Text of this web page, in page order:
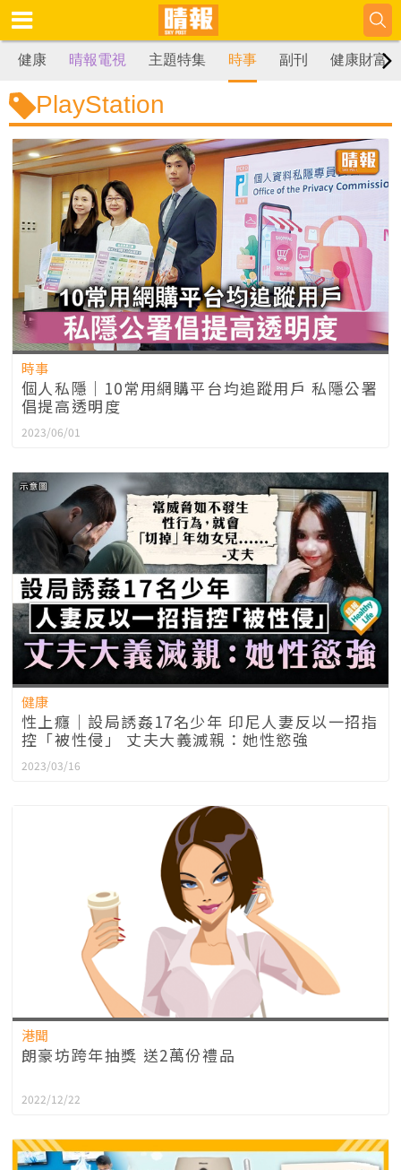
健康 晴報電視 主題特集 時事 副刊 健康財富
PlayStation
時事
個人私隱｜10常用網購平台均追蹤用戶 私隱公署
倡提高透明度
2023/06/01
健康
性上癮｜設局誘姦17名少年 印尼人妻反以一招指
控「被性侵」 丈夫大義滅親：她性慾強
2023/03/16
港聞
朗豪坊跨年抽獎 送2萬份禮品
2022/12/22